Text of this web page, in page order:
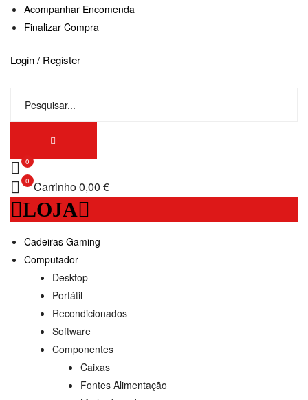
Acompanhar Encomenda
Finalizar Compra
Login / Register
0
0 Carrinho0,00 €
LOJA
Cadeiras Gaming
Computador
Desktop
Portátil
Recondicionados
Software
Componentes
Caixas
Fontes Alimentação